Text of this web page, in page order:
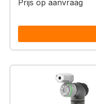
Prijs op aanvraag